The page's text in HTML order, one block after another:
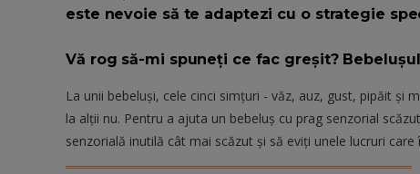
este nevoie să te adaptezi cu o strategie
Vă rog să-mi spuneți ce fac greșit?
La unii bebeluși, cele cinci simțuri - văz, auz, gust, pipăit și
la alții nu. Pentru a ajuta un bebeluș cu prag senzorial
senzorială inutilă cât mai scăzut și să eviți unele lucruri